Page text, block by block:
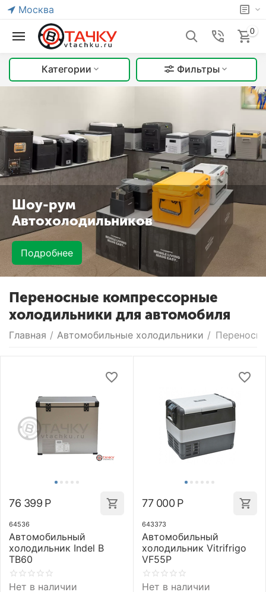
Москва
0
Категории Фильтры
Шоу-рум
Автохолодильников
Подробнее
Переносные компрессорные
холодильники для автомобиля
Главная / Автомобильные холодильники /
76 399 Р
64536
Автомобильный
холодильник Indel B
TB60
Нет в наличии
77 000 Р
643373
Автомобильный
холодильник Vitrifrigo
VF55P
Нет в наличии